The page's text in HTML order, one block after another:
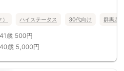
ハイステータス 30代向け 群馬県
歳 500円
歳 5,000円